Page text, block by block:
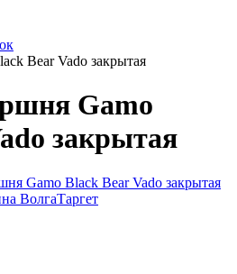
Bear Vado закрытая
Gamo
закрытая